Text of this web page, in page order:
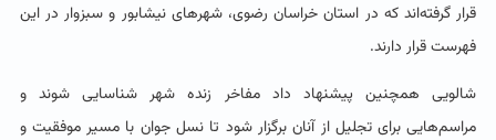
قرار گرفته‌اند که در استان خراسان رضوی، شهرهای نیشابور و سبزوار در این
فهرست قرار دارند.
شالویی همچنین پیشنهاد داد مفاخر زنده شهر شناسایی شوند و
مراسم‌هایی برای تجلیل از آنان برگزار شود تا نسل جوان با مسیر موفقیت و